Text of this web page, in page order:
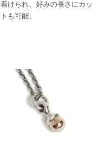
着けられ、好みの長さにカッ
トも可能。